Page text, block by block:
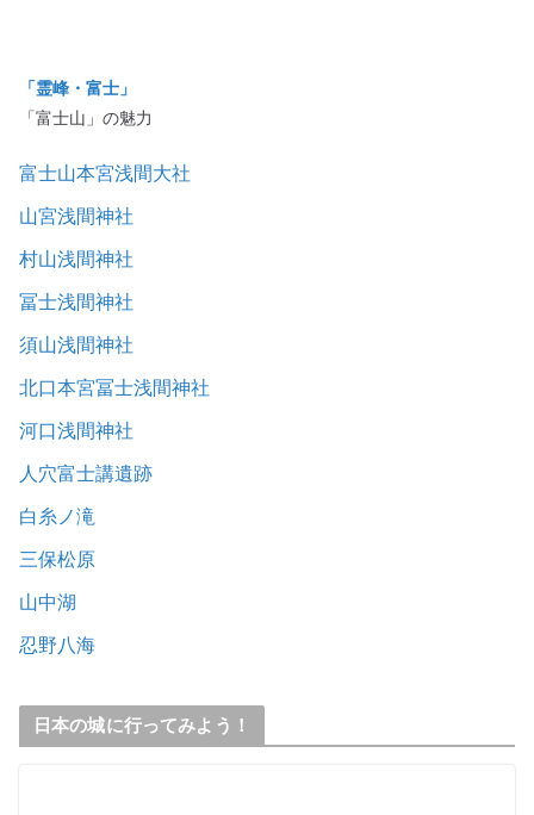
「霊峰・富士」
「富士山」の魅力
富士山本宮浅間大社
山宮浅間神社
村山浅間神社
冨士浅間神社
須山浅間神社
北口本宮冨士浅間神社
河口浅間神社
人穴富士講遺跡
白糸ノ滝
三保松原
山中湖
忍野八海
日本の城に行ってみよう！